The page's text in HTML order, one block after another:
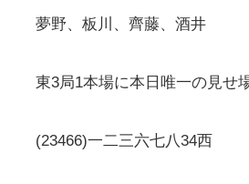
夢野、板川、齊藤、酒井
東3局1本場に本日唯一の見せ
(23466)一二三六七八34西